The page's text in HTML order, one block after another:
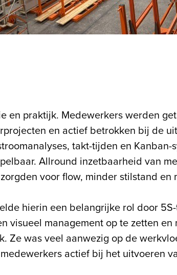
en praktijk. Medewerkers werden
en actief betrokken bij de
takt-tijden en Kanban-
Allround inzetbaarheid van
voor flow, minder stilstand en
hierin een belangrijke rol door
visueel management op te zetten en
Ze was veel aanwezig op de
actief bij het uitvoeren